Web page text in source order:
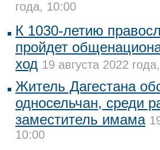
года, 10:00
К 1030-летию
пройдет
ход 19 августа 2022
Житель Дагестана
односельчан, среди
заместитель имама
10:00